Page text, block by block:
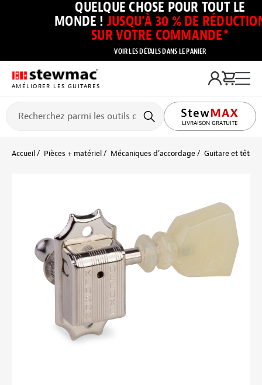
QUELQUE CHOSE POUR TOUT LE
MONDE ! JUSQU’À 30 % DE
SUR VOTRE COMMANDE*
VOIR LES DÉTAILS DANS LE PANIER
AMÉLIORER LES GUITARES
LIVRAISON GRATUITE
Accueil Pièces + matériel Mécaniques d’accordage Guitare et tête